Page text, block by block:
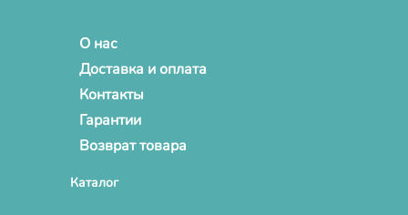
О нас
Доставка и оплата
Контакты
Гарантии
Возврат товара
Каталог